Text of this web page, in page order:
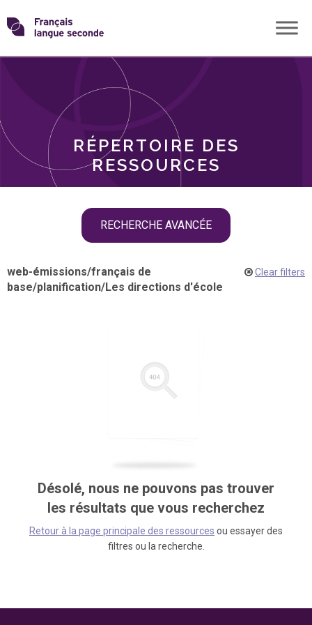
Skip
toTransformons
langue
RÉPERTOIRE DES
RESSOURCES
RECHERCHE AVANCÉE
THÈMES
web-émissions/français de
base/planification/Les directions d'école
Clear filters
Désolé, nous ne pouvons pas trouver
les résultats que vous recherchez
Retour à la page principale des ressources ou essayer des
filtres ou la recherche.